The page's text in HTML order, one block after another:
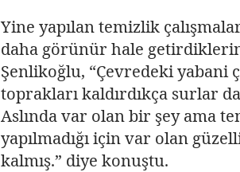
Yine yapılan temizlik
daha görünür hale
Şenlikoğlu, “Çevredeki yabani
toprakları kaldırdıkça surlar
Aslında var olan bir şey ama
yapılmadığı için var olan
kalmış.” diye konuştu.